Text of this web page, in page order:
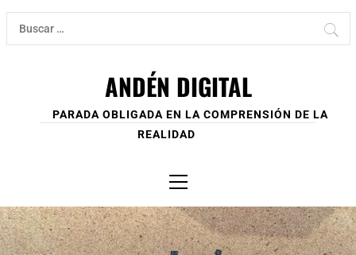
Ir
contenido
Buscar:
ANDÉN DIGITAL
PARADA OBLIGADA EN LA COMPRENSIÓN DE LA
REALIDAD
principal